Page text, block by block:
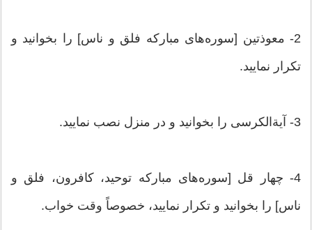
2- معوذتین [سوره‌های مبارکه فلق و ناس] را بخوانید و
تکرار نمایید.
3- آیة‌الکرسی را بخوانید و در منزل نصب نمایید.
4- چهار قل [سوره‌های مبارکه توحید، کافرون، فلق و
ناس] را بخوانید و تکرار نمایید، خصوصاً وقت خواب.